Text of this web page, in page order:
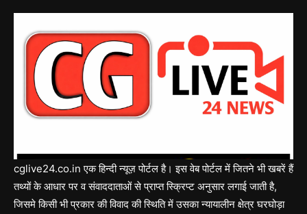
cglive24.co.in एक हिन्दी न्यूज़ पोर्टल है। इस वेब पोर्टल में जितने भी खबरें हैं
तथ्यों के आधार पर व संवाददाताओं से प्राप्त स्क्रिप्ट अनुसार लगाई जाती है,
जिसमे किसी भी प्रकार की विवाद की स्थिति में उसका न्यायालीन क्षेत्र घरघोड़ा